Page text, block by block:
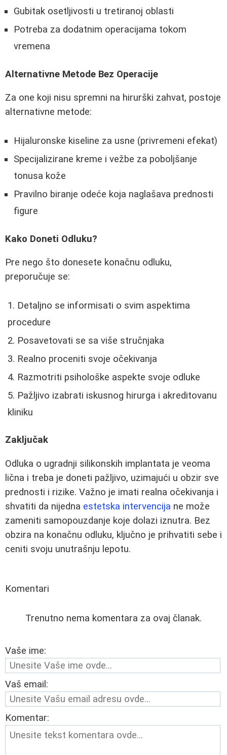
Gubitak osetljivosti u tretiranoj oblasti
Potreba za dodatnim operacijama tokom
vremena
Alternativne Metode Bez Operacije
Za one koji nisu spremni na hirurški zahvat, postoje
alternativne metode:
Hijaluronske kiseline za usne (privremeni efekat)
Specijalizirane kreme i vežbe za poboljšanje
tonusa kože
Pravilno biranje odeće koja naglašava prednosti
figure
Kako Doneti Odluku?
Pre nego što donesete konačnu odluku,
preporučuje se:
Detaljno se informisati o svim aspektima
procedure
Posavetovati se sa više stručnjaka
Realno proceniti svoje očekivanja
Razmotriti psihološke aspekte svoje odluke
Pažljivo izabrati iskusnog hirurga i akreditovanu
kliniku
Zaključak
Odluka o ugradnji silikonskih implantata je veoma
lična i treba je doneti pažljivo, uzimajući u obzir sve
prednosti i rizike. Važno je imati realna očekivanja i
shvatiti da nijedna estetska intervencija ne može
zameniti samopouzdanje koje dolazi iznutra. Bez
obzira na konačnu odluku, ključno je prihvatiti sebe i
ceniti svoju unutrašnju lepotu.
Komentari
Trenutno nema komentara za ovaj članak.
Vaše ime:
Vaš email:
Komentar: